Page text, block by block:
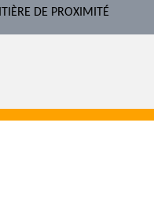
DE PROXIMITÉ